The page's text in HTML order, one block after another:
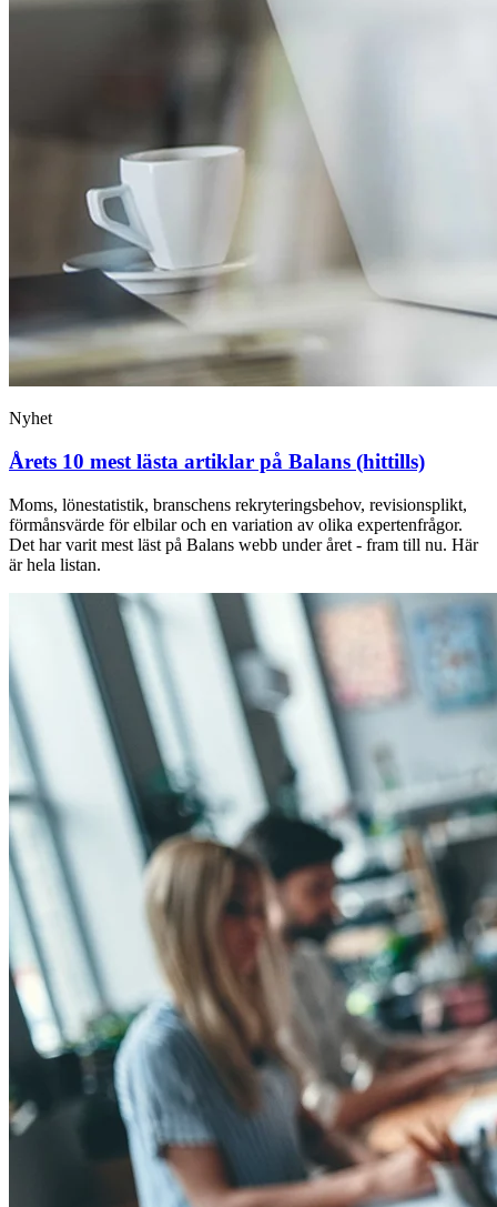
Nyhet
Årets 10 mest lästa artiklar på Balans (hittills)
Moms, lönestatistik, branschens rekryteringsbehov, revisionsplikt,
förmånsvärde för elbilar och en variation av olika expertenfrågor.
Det har varit mest läst på Balans webb under året - fram till nu. Här
är hela listan.